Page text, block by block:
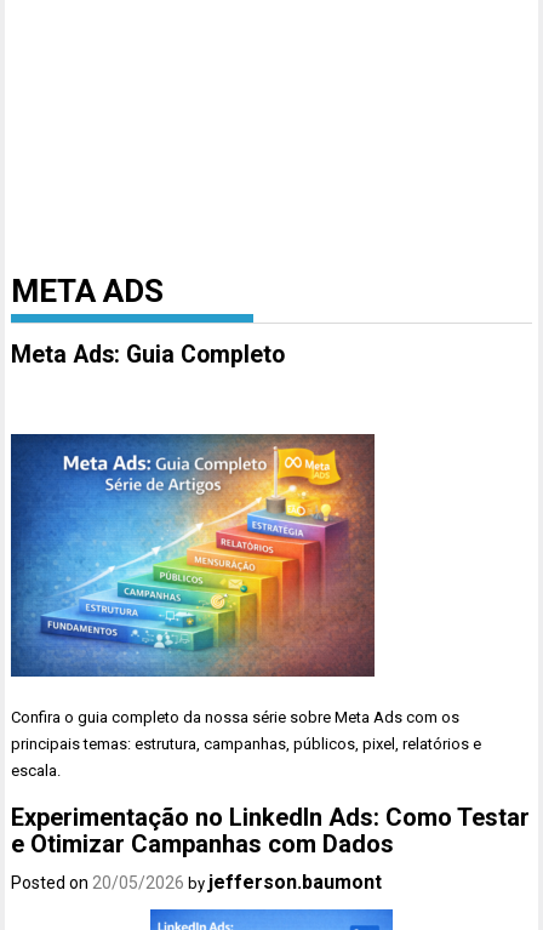
META ADS
Meta Ads: Guia Completo
Confira o guia completo da nossa série sobre Meta Ads com os
principais temas: estrutura, campanhas, públicos, pixel, relatórios e
escala.
Experimentação no LinkedIn Ads: Como Testar
e Otimizar Campanhas com Dados
Posted on20/05/2026 by jefferson.baumont